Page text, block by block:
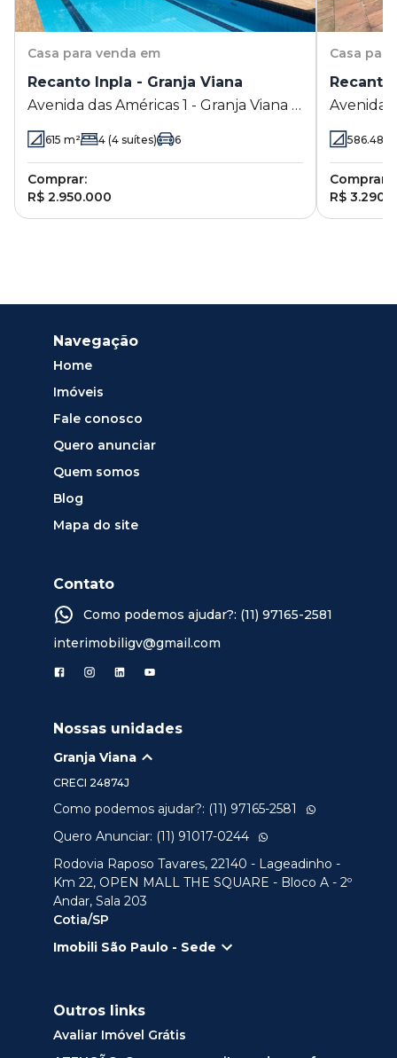
Casa para venda em
Recanto Inpla - Granja Viana
Avenida das Américas 1 - Granja Viana -
Carapicuíba - SP
615 m² 4 (4 suítes) 6
Comprar:
R$ 2.950.000
Casa
Avenida
586.48
Comprar:
R$
Navegação
Home
Imóveis
Fale conosco
Quero anunciar
Quem somos
Blog
Mapa do site
Contato
Como podemos ajudar?: (11) 97165-2581
interimobiligv@gmail.com
Nossas unidades
Granja Viana
CRECI 24874J
Como podemos ajudar?: (11) 97165-2581
Quero Anunciar: (11) 91017-0244
Rodovia Raposo Tavares, 22140 - Lageadinho -
Km 22, OPEN MALL THE SQUARE - Bloco A - 2º
Andar, Sala 203
Cotia/SP
Imobili São Paulo - Sede
Outros links
Avaliar Imóvel Grátis